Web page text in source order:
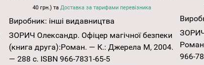
40 грн.) таДоставка за тарифами перевізника
Виробник: інші видавництва
ЗОРИЧ Олександр. Офіцер магічної безпеки
(книга друга):Роман. — К.: Джерела М, 2004.
— 288 с. ISBN 966-7831-65-5
ЗОРИЧ
966-